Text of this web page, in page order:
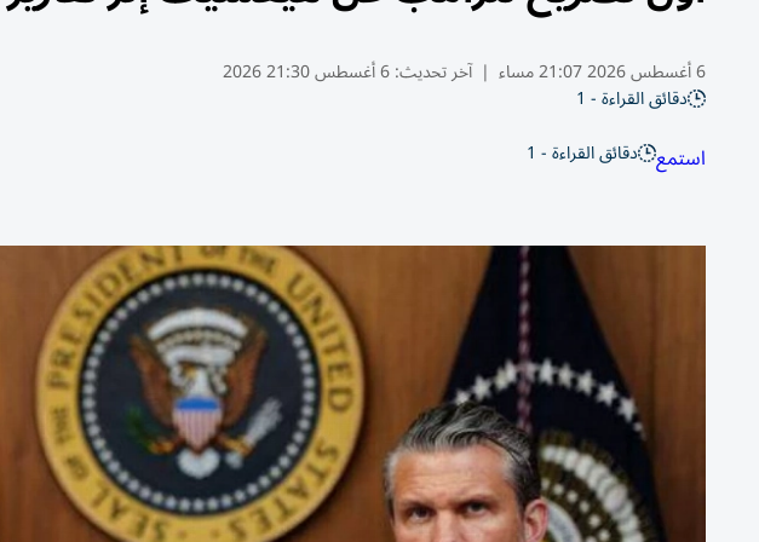
6 أغسطس 2026 21:07 مساء | آخر تحديث:6 أغسطس 21:30 2026
دقائق القراءة - 1
استمع دقائق القراءة - 1